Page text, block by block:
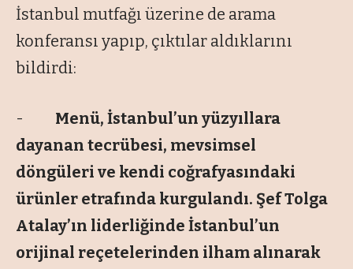
İstanbul mutfağı üzerine de arama
konferansı yapıp, çıktılar aldıklarını
bildirdi:
- Menü, İstanbul’un yüzyıllara
dayanan tecrübesi, mevsimsel
döngüleri ve kendi coğrafyasındaki
ürünler etrafında kurgulandı. Şef Tolga
Atalay’ın liderliğinde İstanbul’un
orijinal reçetelerinden ilham alınarak